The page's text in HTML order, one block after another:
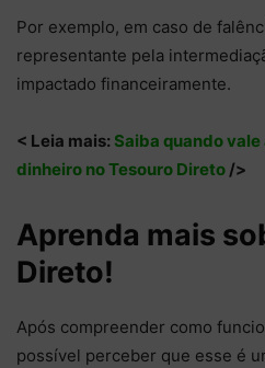
Por exemplo, em caso de
representante pela
impactado financeiramente.
< Leia mais: Saiba quando
dinheiro no Tesouro Direto />
Aprenda mais
Direto!
Após compreender como
possível perceber que esse é